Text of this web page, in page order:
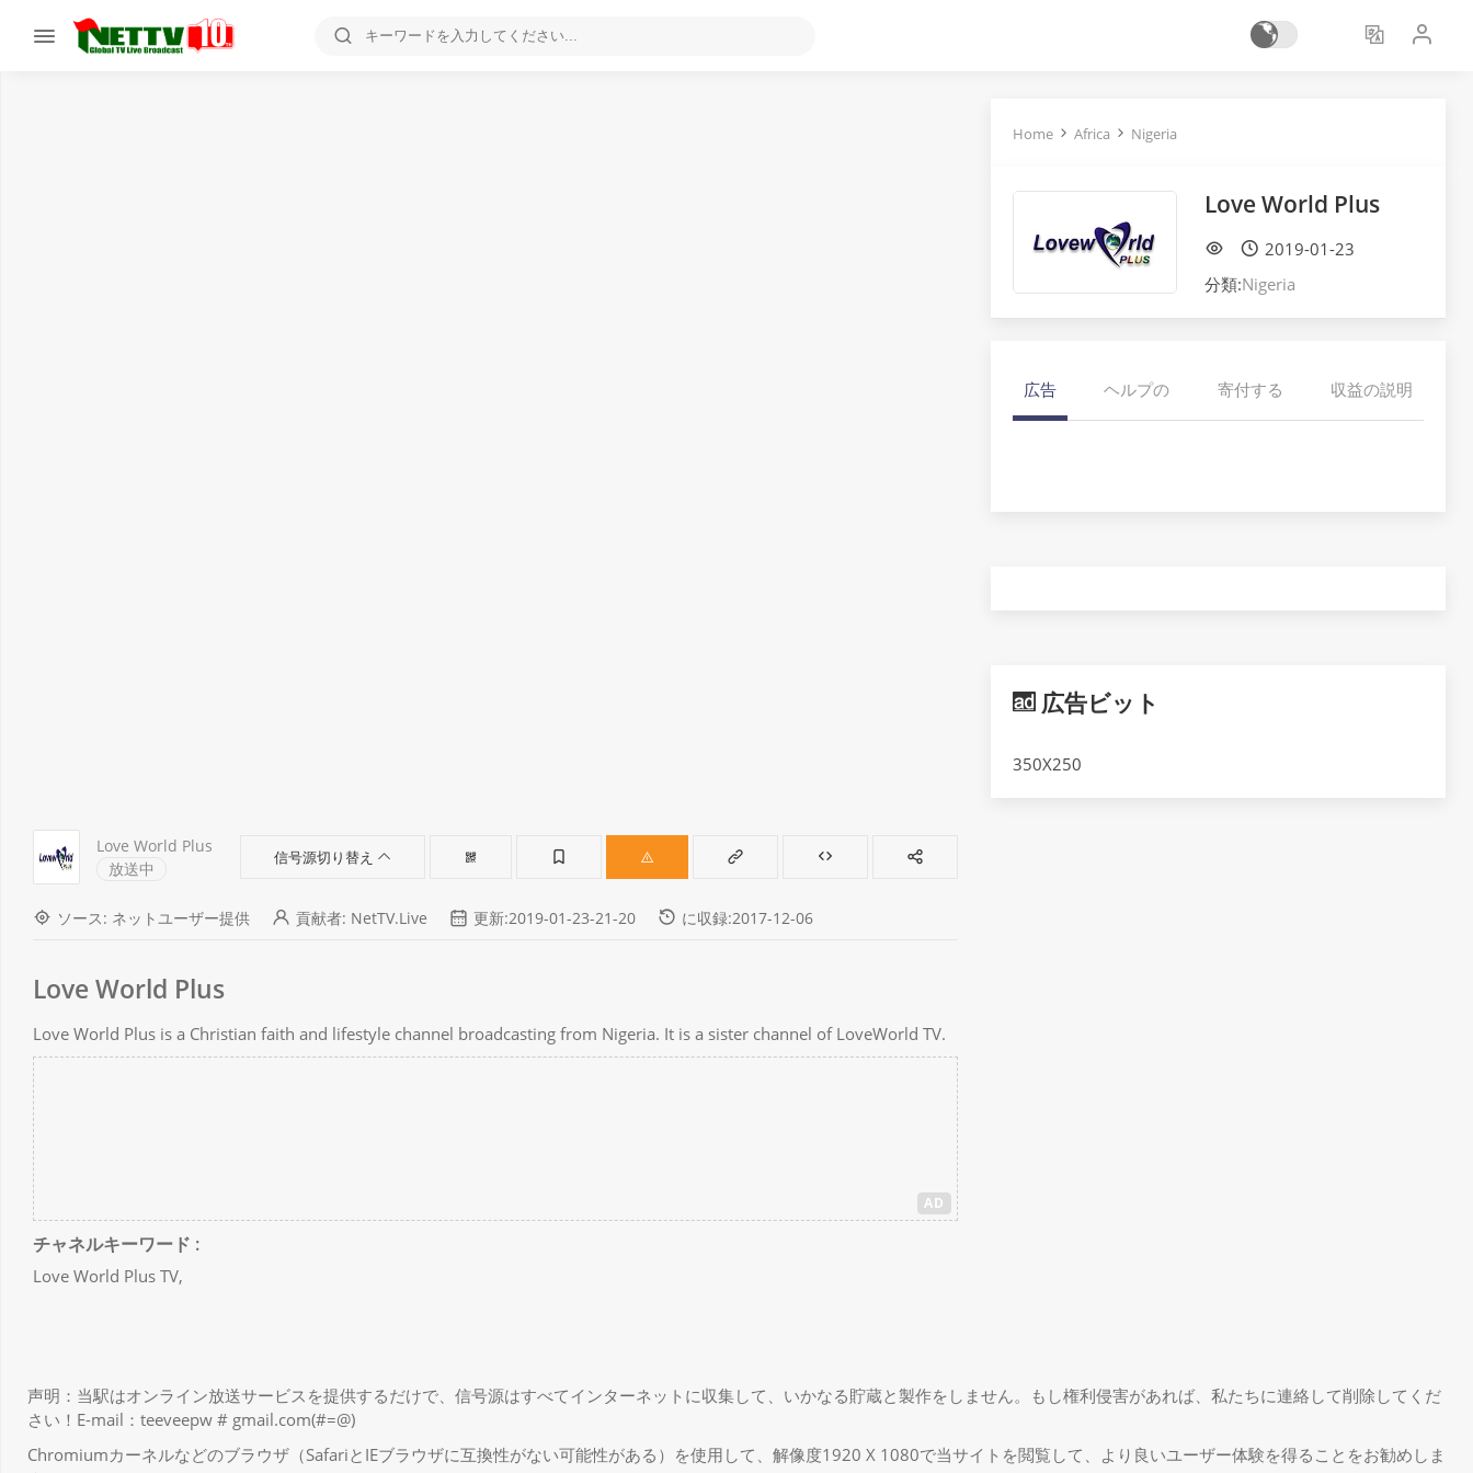
Love World Plus
放送中
信号源切り替え
ソース: ネットユーザー提供 貢献者: NetTV.Live 更新:2019-01-23-21-20 に収録:2017-12-06
Love World Plus
Love World Plus is a Christian faith and lifestyle channel broadcasting from Nigeria. It is a sister channel of LoveWorld TV.
AD
チャネルキーワード :
Love World Plus TV,
Home Africa Nigeria
Love World Plus
2019-01-23
分類:Nigeria
広告 ヘルプの 寄付する 収益の説明
広告ビット
350X250
声明：当駅はオンライン放送サービスを提供するだけで、信号源はすべてインターネットに収集して、いかなる貯蔵と製作をしません。もし権利侵害があれば、私たちに連絡して削除してくだ
さい！E-mail：teeveepw # gmail.com(#=@)
Chromiumカーネルなどのブラウザ（SafariとIEブラウザに互換性がない可能性がある）を使用して、解像度1920 X 1080で当サイトを閲覧して、より良いユーザー体験を得ることをお勧めしま